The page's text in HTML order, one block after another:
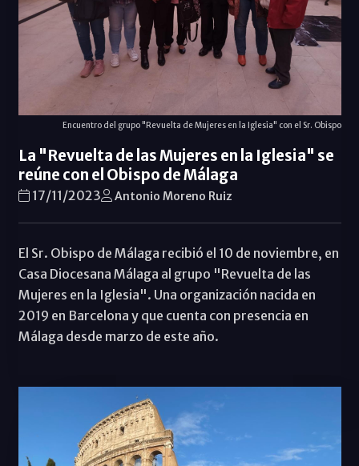
Encuentro del grupo "Revuelta de Mujeres en la Iglesia" con el Sr. Obispo
La "Revuelta de las Mujeres en la Iglesia" se
reúne con el Obispo de Málaga
17/11/2023 Antonio Moreno Ruiz
El Sr. Obispo de Málaga recibió el 10 de noviembre, en
Casa Diocesana Málaga al grupo "Revuelta de las
Mujeres en la Iglesia". Una organización nacida en
2019 en Barcelona y que cuenta con presencia en
Málaga desde marzo de este año.